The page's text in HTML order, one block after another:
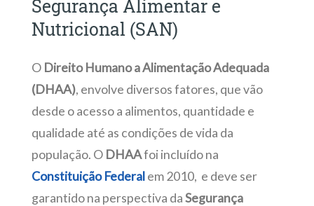
Segurança Alimentar e
Nutricional (SAN)
O Direito Humano a Alimentação Adequada
(DHAA), envolve diversos fatores, que vão
desde o acesso a alimentos, quantidade e
qualidade até as condições de vida da
população. O DHAAfoi incluído na
Constituição Federalem 2010, e deve ser
garantido na perspectiva daSegurança